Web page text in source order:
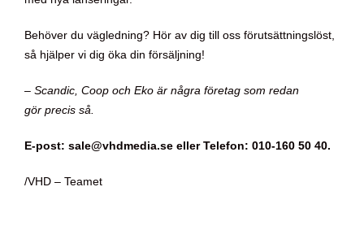
Behöver du vägledning? Hör av dig till oss förutsättningslöst,
så hjälper vi dig öka din försäljning!
– Scandic, Coop och Eko är några företag som redan
gör precis så.
E-post: sale@vhdmedia.se eller Telefon: 010-160 50 40.
/VHD – Teamet